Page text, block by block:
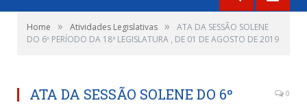
Home » Atividades Legislativas »
ATA DA SESSÃO SOLENE
DO 6º PERÍODO DA 18ª LEGISLATURA , DE 01 DE AGOSTO DE 2019
ATA DA SESSÃO SOLENE DO 6º
0